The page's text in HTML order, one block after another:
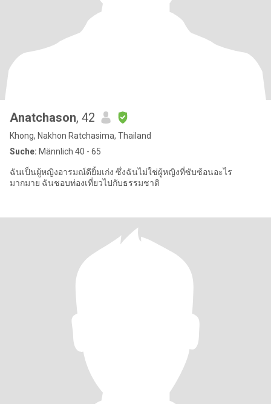
Anatchason, 42
Khong, Nakhon Ratchasima, Thailand
Suche: Männlich 40 - 65
ฉันเป็นผู้หญิงอารมณ์ดียิ้มเก่ง ซึ่งฉันไม่ใช่ผู้หญิงที่ซับซ้อนอะไร
มากมาย ฉันชอบท่องเที่ยวไปกับธรรมชาติ